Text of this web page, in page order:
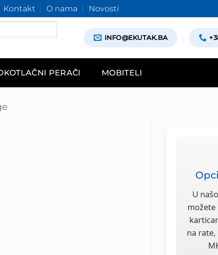
Kontakt O nama Novosti
INFO@EKUTAK.BA
PERAČI MOBITELI
U
možete
na